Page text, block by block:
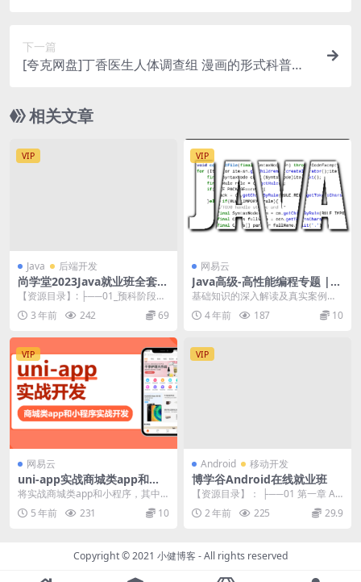
下一篇
[夸克网盘]丁香医生人体调查组 漫画的形式科普人
相关文章
VIP
Java 后端开发
尚学堂2023Java就业班全套课
程|无密更新中
【资源目录】: ├──01_预科阶段
【北京尚学堂】 | ├──01_HTML：
超...3 年前 242 69
VIP
网易云
Java高级-高性能编程专题 |
完结
基础知识的深入解读及真实案例的
演示讲解，让你学以致用，帮你在
工作中解决技术疑惑，...
4 年前 187 10
VIP
网易云
uni-app实战商城类app和小
程序 | 完结
将实战商城类app和小程序，其中
会包括发布到安卓端app，iOS端ap
p、微信小...
5 年前 231 10
VIP
Android 移动开发
博学谷Android在线就业班
【资源目录】： ├──01 第一章 An
droid基础阶段 | ├──01 we...
2 年前 225 29.9
Copyright © 2021 小健博客 - All rights reserved